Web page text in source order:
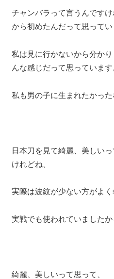
チャンバラって言うんです
から初めたんだって思ってい
私は見に行かないから分か
んな感じだって思っています
私も男の子に生まれたかった
日本刀を見て綺麗、美しい
けれどね、
実際は波紋が少ない方がよく
実戦でも使われていましたか
綺麗、美しいって思って、